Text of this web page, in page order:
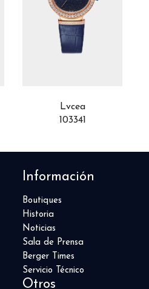
Lvcea
103341
Información
Boutiques
Historia
Noticias
Sala de Prensa
Berger Times
Servicio Técnico
Otros